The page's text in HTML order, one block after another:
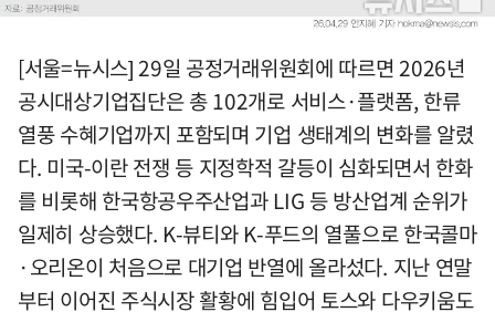
[서울=뉴시스] 29일 공정거래위원회에 따르면 2026년
공시대상기업집단은 총 102개로 서비스·플랫폼, 한류
열풍 수혜기업까지 포함되며 기업 생태계의 변화를 알렸
다. 미국-이란 전쟁 등 지정학적 갈등이 심화되면서 한화
를 비롯해 한국항공우주산업과 LIG 등 방산업계 순위가
일제히 상승했다. K-뷰티와 K-푸드의 열풀으로 한국콜마
·오리온이 처음으로 대기업 반열에 올라섰다. 지난 연말
부터 이어진 주식시장 활황에 힘입어 토스와 다우키움도